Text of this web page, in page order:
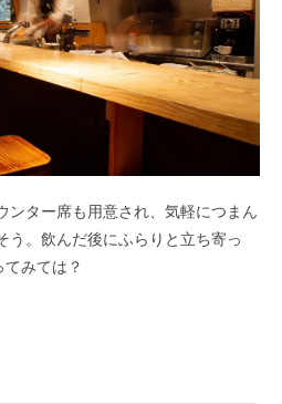
ンター席も用意され、気軽につまん
う。飲んだ後にふらりと立ち寄っ
てみては？